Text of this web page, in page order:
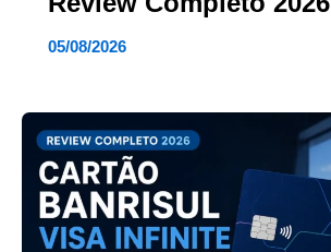
05/08/2026